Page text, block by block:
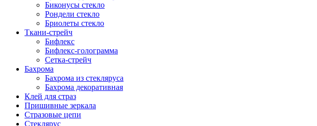
Биконусы стекло
Рондели стекло
Бриолеты стекло
Ткани-стрейч
Бифлекс
Бифлекс-голограмма
Сетка-стрейч
Бахрома
Бахрома из стекляруса
Бахрома декоративная
Клей для страз
Пришивные зеркала
Cтразовые цепи
Стеклярус